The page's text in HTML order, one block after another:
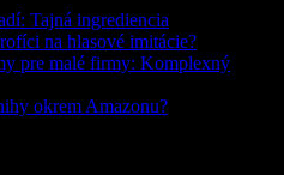
Tajná ingrediencia
na hlasové imitácie?
pre malé firmy: Komplexný
okrem Amazonu?